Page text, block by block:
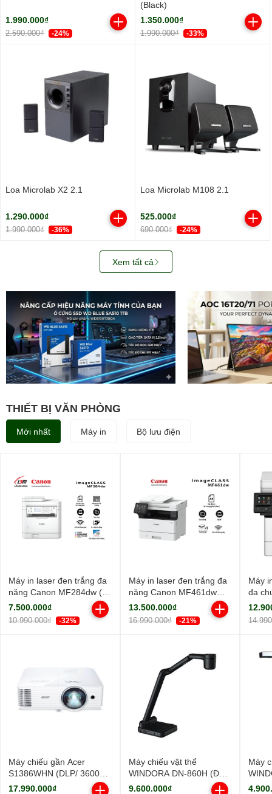
1.990.000₫
2.590.000₫ -24%
(Black)
1.350.000₫
1.990.000₫ -33%
Loa Microlab X2 2.1
1.290.000₫
1.990.000₫ -36%
Loa Microlab M108 2.1
525.000₫
690.000₫ -24%
Xem tất cả
THIẾT BỊ VĂN PHÒNG
Mới nhất Máy in Bộ lưu điện
Máy in laser đen trắng đa
năng Canon MF284dw (In
đảo mặt| Copy| Scan| ADF
A4| A5| USB| LAN| WIFI)
7.500.000₫
10.990.000₫ -32%
Máy in laser đen trắng đa
năng Canon MF461dw
(NK)
13.500.000₫
16.990.000₫ -21%
Máy
đa
Máy chiếu gần Acer
S1386WHN (DLP/ 3600
Ansi Lumens/ WXGA)
17.990.000₫
Máy chiếu vật thể
WINDORA DN-860H (Độ
sáng sắc nét/ Full HD)
9.600.000₫
Máy
sáng